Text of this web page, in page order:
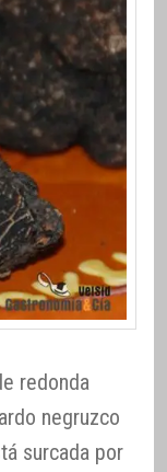
redonda
negruzco
surcada por